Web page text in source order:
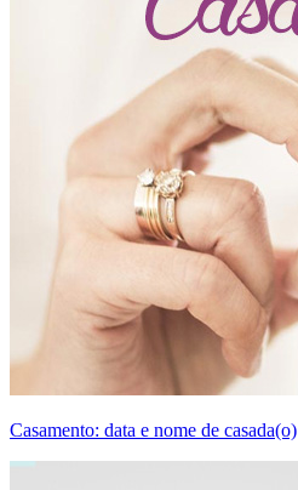
Casamento: data e nome de casada(o)